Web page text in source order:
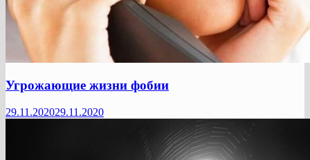
Угрожающие жизни фобии
29.11.202029.11.2020